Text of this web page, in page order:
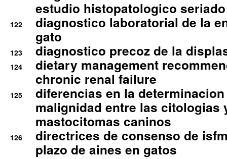
estudio histopatologico seriado
122
diagnostico laboratorial de la
gato
123 diagnostico precoz de la
124
dietary management
chronic renal failure
125
diferencias en la
malignidad entre las citologias
mastocitomas caninos
126
directrices de consenso de
plazo de aines en gatos